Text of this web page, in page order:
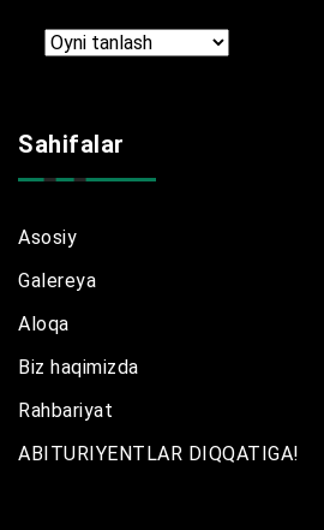
Arxir
Sahifalar
Asosiy
Galereya
Aloqa
Biz haqimizda
Rahbariyat
ABITURIYENTLAR DIQQATIGA!